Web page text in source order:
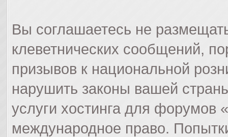
Вы соглашаетесь не
клеветнических сообщений,
призывов к национальной
нарушить законы вашей
услуги хостинга для форумов
международное право.